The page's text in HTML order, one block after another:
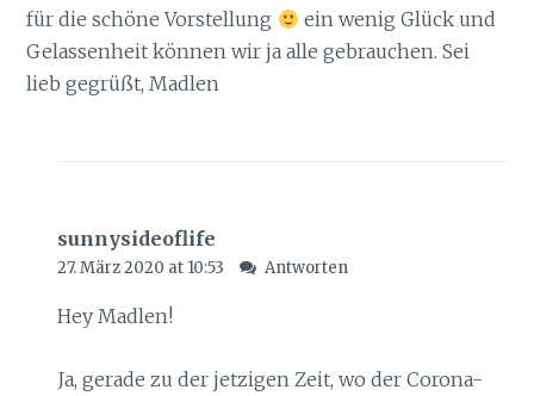
für die schöne Vorstellung
ein wenig Glück und
Gelassenheit können wir ja alle gebrauchen. Sei
lieb gegrüßt, Madlen
sunnysideoflife
27. März 2020 at 10:53 Antworten
Hey Madlen!
Ja, gerade zu der jetzigen Zeit, wo der Corona-